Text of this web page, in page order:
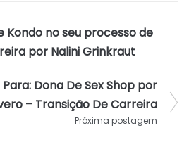
Kondo no seu processo de
por Nalini Grinkraut
Dona De Sex Shop por
– Transição De Carreira
Próxima postagem